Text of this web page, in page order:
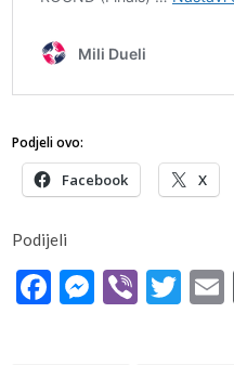
Podjeli ovo:
Facebook X
Podijeli
Facebook
Viber